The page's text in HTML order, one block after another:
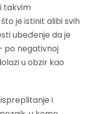
takvim
je istinit alibi svih
ubeđenje da je
po negativnoj
u obzir kao
i